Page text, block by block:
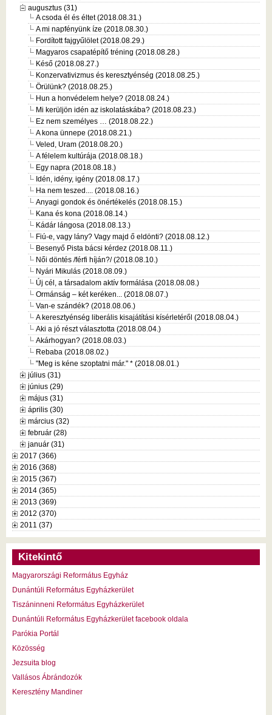
augusztus (31)
A csoda él és éltet (2018.08.31.)
A mi napfényünk íze (2018.08.30.)
Fordított fajgyűlölet (2018.08.29.)
Magyaros csapatépítő tréning (2018.08.28.)
Késő (2018.08.27.)
Konzervativizmus és keresztyénség (2018.08.25.)
Örülünk? (2018.08.25.)
Hun a honvédelem helye? (2018.08.24.)
Mi kerüljön idén az iskolatáskába? (2018.08.23.)
Ez nem személyes … (2018.08.22.)
A kona ünnepe (2018.08.21.)
Veled, Uram (2018.08.20.)
A félelem kultúrája (2018.08.18.)
Egy napra (2018.08.18.)
Idén, idény, igény (2018.08.17.)
Ha nem teszed.... (2018.08.16.)
Anyagi gondok és önértékelés (2018.08.15.)
Kana és kona (2018.08.14.)
Kádár lángosa (2018.08.13.)
Fiú-e, vagy lány? Vagy majd ő eldönti? (2018.08.12.)
Besenyő Pista bácsi kérdez (2018.08.11.)
Női döntés /férfi híján?/ (2018.08.10.)
Nyári Mikulás (2018.08.09.)
Új cél, a társadalom aktív formálása (2018.08.08.)
Ormánság – két keréken... (2018.08.07.)
Van-e szándék? (2018.08.06.)
A keresztyénség liberális kisajátítási kísérletéről (2018.08.04.)
Aki a jó részt választotta (2018.08.04.)
Akárhogyan? (2018.08.03.)
Rebaba (2018.08.02.)
"Meg is kéne szoptatni már." * (2018.08.01.)
július (31)
június (29)
május (31)
április (30)
március (32)
február (28)
január (31)
2017 (366)
2016 (368)
2015 (367)
2014 (365)
2013 (369)
2012 (370)
2011 (37)
Kitekintő
Magyarországi Református Egyház
Dunántúli Református Egyházkerület
Tiszáninneni Református Egyházkerület
Dunántúli Református Egyházkerület facebook oldala
Parókia Portál
Közösség
Jezsuita blog
Vallásos Ábrándozók
Keresztény Mandiner